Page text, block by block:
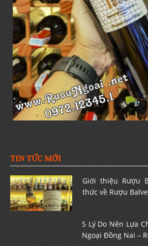
TIN TỨC MỚI
Giới thiệu Rượu
thức về Rượu
5 Lý Do Nên Lựa
Ngoại Đồng Nai –